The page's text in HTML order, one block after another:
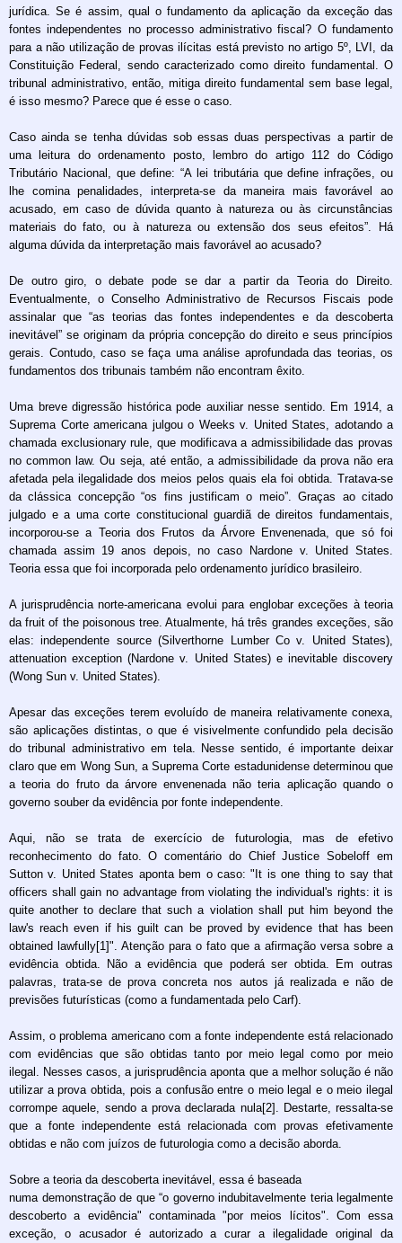
jurídica. Se é assim, qual o fundamento da aplicação da exceção das
fontes independentes no processo administrativo fiscal? O fundamento
para a não utilização de provas ilícitas está previsto no artigo 5º, LVI, da
Constituição Federal, sendo caracterizado como direito fundamental. O
tribunal administrativo, então, mitiga direito fundamental sem base legal,
é isso mesmo? Parece que é esse o caso.
Caso ainda se tenha dúvidas sob essas duas perspectivas a partir de
uma leitura do ordenamento posto, lembro do artigo 112 do Código
Tributário Nacional, que define: “A lei tributária que define infrações, ou
lhe comina penalidades, interpreta-se da maneira mais favorável ao
acusado, em caso de dúvida quanto à natureza ou às circunstâncias
materiais do fato, ou à natureza ou extensão dos seus efeitos”. Há
alguma dúvida da interpretação mais favorável ao acusado?
De outro giro, o debate pode se dar a partir da Teoria do Direito.
Eventualmente, o Conselho Administrativo de Recursos Fiscais pode
assinalar que “as teorias das fontes independentes e da descoberta
inevitável” se originam da própria concepção do direito e seus princípios
gerais. Contudo, caso se faça uma análise aprofundada das teorias, os
fundamentos dos tribunais também não encontram êxito.
Uma breve digressão histórica pode auxiliar nesse sentido. Em 1914, a
Suprema Corte americana julgou o Weeks v. United States, adotando a
chamada exclusionary rule, que modificava a admissibilidade das provas
no common law. Ou seja, até então, a admissibilidade da prova não era
afetada pela ilegalidade dos meios pelos quais ela foi obtida. Tratava-se
da clássica concepção “os fins justificam o meio”. Graças ao citado
julgado e a uma corte constitucional guardiã de direitos fundamentais,
incorporou-se a Teoria dos Frutos da Árvore Envenenada, que só foi
chamada assim 19 anos depois, no caso Nardone v. United States.
Teoria essa que foi incorporada pelo ordenamento jurídico brasileiro.
A jurisprudência norte-americana evolui para englobar exceções à teoria
da fruit of the poisonous tree. Atualmente, há três grandes exceções, são
elas: independente source (Silverthorne Lumber Co v. United States),
attenuation exception (Nardone v. United States) e inevitable discovery
(Wong Sun v. United States).
Apesar das exceções terem evoluído de maneira relativamente conexa,
são aplicações distintas, o que é visivelmente confundido pela decisão
do tribunal administrativo em tela. Nesse sentido, é importante deixar
claro que em Wong Sun, a Suprema Corte estadunidense determinou que
a teoria do fruto da árvore envenenada não teria aplicação quando o
governo souber da evidência por fonte independente.
Aqui, não se trata de exercício de futurologia, mas de efetivo
reconhecimento do fato. O comentário do Chief Justice Sobeloff em
Sutton v. United States aponta bem o caso: "It is one thing to say that
officers shall gain no advantage from violating the individual's rights: it is
quite another to declare that such a violation shall put him beyond the
law's reach even if his guilt can be proved by evidence that has been
obtained lawfully[1]". Atenção para o fato que a afirmação versa sobre a
evidência obtida. Não a evidência que poderá ser obtida. Em outras
palavras, trata-se de prova concreta nos autos já realizada e não de
previsões futurísticas (como a fundamentada pelo Carf).
Assim, o problema americano com a fonte independente está relacionado
com evidências que são obtidas tanto por meio legal como por meio
ilegal. Nesses casos, a jurisprudência aponta que a melhor solução é não
utilizar a prova obtida, pois a confusão entre o meio legal e o meio ilegal
corrompe aquele, sendo a prova declarada nula[2]. Destarte, ressalta-se
que a fonte independente está relacionada com provas efetivamente
obtidas e não com juízos de futurologia como a decisão aborda.
Sobre a teoria da descoberta inevitável, essa é baseada
numa demonstração de que “o governo indubitavelmente teria legalmente
descoberto a evidência" contaminada "por meios lícitos". Com essa
exceção, o acusador é autorizado a curar a ilegalidade original da